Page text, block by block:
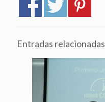
Entradas relacionadas